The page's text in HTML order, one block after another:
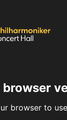
browser to